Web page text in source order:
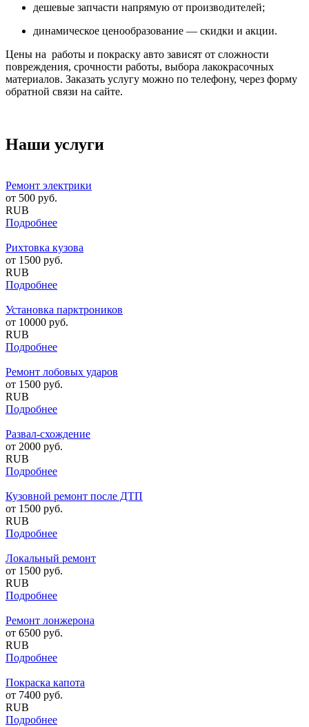
дешевые запчасти напрямую от производителей;
динамическое ценообразование — скидки и акции.
Цены на работы и покраску авто зависят от сложности
повреждения, срочности работы, выбора лакокрасочных
материалов. Заказать услугу можно по телефону, через форму
обратной связи на сайте.
Наши услуги
Ремонт электрики
от 500 руб.
RUB
Подробнее
Рихтовка кузова
от 1500 руб.
RUB
Подробнее
Установка парктроников
от 10000 руб.
RUB
Подробнее
Ремонт лобовых ударов
от 1500 руб.
RUB
Подробнее
Развал-схождение
от 2000 руб.
RUB
Подробнее
Кузовной ремонт после ДТП
от 1500 руб.
RUB
Подробнее
Локальный ремонт
от 1500 руб.
RUB
Подробнее
Ремонт лонжерона
от 6500 руб.
RUB
Подробнее
Покраска капота
от 7400 руб.
RUB
Подробнее